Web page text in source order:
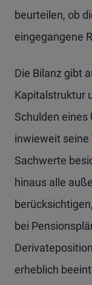
beurteilen, ob
eingegangene
Die Bilanz gibt
Kapitalstruktur
Schulden eines
inwieweit seine
Sachwerte
hinaus alle
bei
erheblich